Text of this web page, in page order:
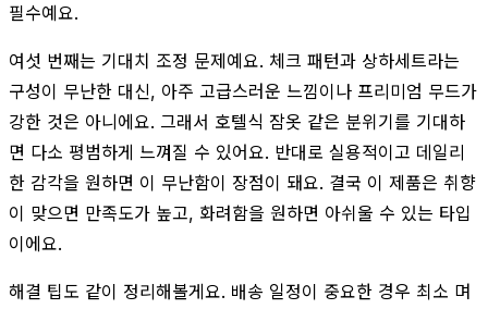
필수예요.
여섯 번째는 기대치 조정 문제예요. 체크 패턴과 상하세트라는
구성이 무난한 대신, 아주 고급스러운 느낌이나 프리미엄 무드가
강한 것은 아니에요. 그래서 호텔식 잠옷 같은 분위기를 기대하
면 다소 평범하게 느껴질 수 있어요. 반대로 실용적이고 데일리
한 감각을 원하면 이 무난함이 장점이 돼요. 결국 이 제품은 취향
이 맞으면 만족도가 높고, 화려함을 원하면 아쉬울 수 있는 타입
이에요.
해결 팁도 같이 정리해볼게요. 배송 일정이 중요한 경우 최소 며